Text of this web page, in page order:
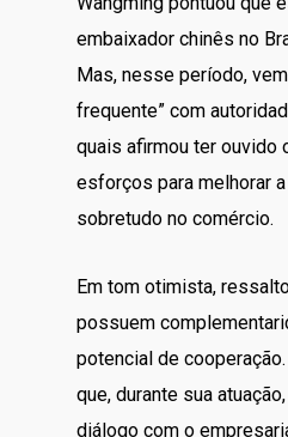
embaixador chinês no
Mas, nesse período,
frequente” com
quais afirmou ter ouvido
esforços para melhorar
sobretudo no comércio.
Em tom otimista,
possuem
potencial de
que, durante sua
diálogo com o